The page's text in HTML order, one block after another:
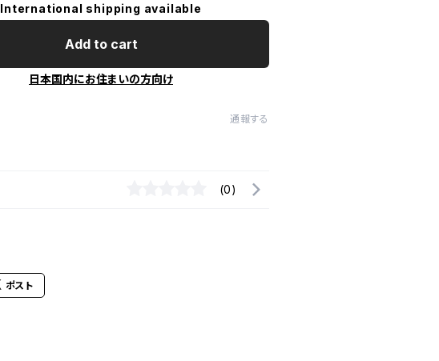
International shipping available
Add to cart
日本国内にお住まいの方向け
通報する
(0)
ポスト